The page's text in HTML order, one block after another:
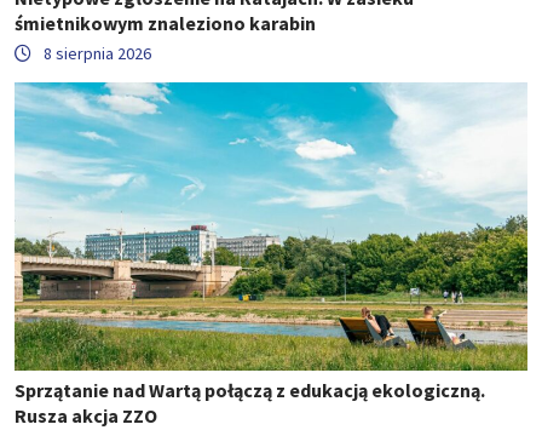
śmietnikowym znaleziono karabin
8 sierpnia 2026
Sprzątanie nad Wartą połączą z edukacją ekologiczną.
Rusza akcja ZZO